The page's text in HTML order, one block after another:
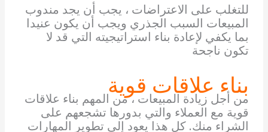
للتغلب على الاعتراضات ، يجب أن يجد مندوب
المبيعات السبب الجذري ويجب أن يكون عنيدا
بما يكفي لإعادة بناء استراتيجيته التي قد لا
تكون ناجحة
بناء علاقات قوية
من أجل زيادة المبيعات ، من المهم بناء علاقات
قوية مع العملاء والتي بدورها تشجعهم على
الشراء منك. كل هذا يعود إلى تطوير المهارات